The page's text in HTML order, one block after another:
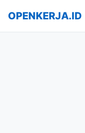
OPENKERJA.ID